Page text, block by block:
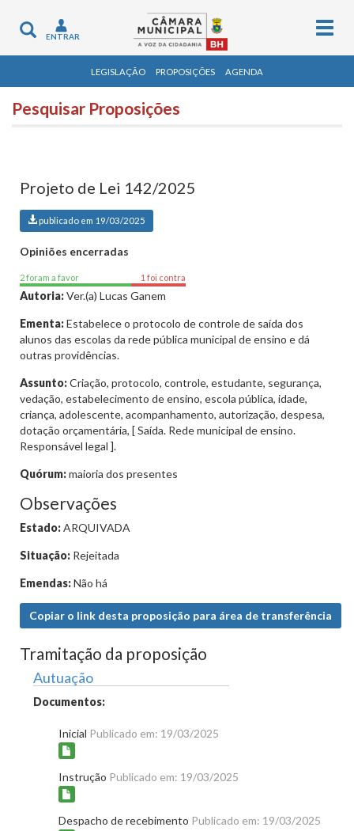
Toggle
navigation
ENTRAR
LEGISLAÇÃO PROPOSIÇÕES AGENDA
Pesquisar Proposições
Projeto de Lei 142/2025
publicado em 19/03/2025
Opiniões encerradas
2 foram a favor 1 foi contra
Autoria:Ver.(a) Lucas Ganem
Ementa:Estabelece o protocolo de controle de saída dos
alunos das escolas da rede pública municipal de ensino e dá
outras providências.
Assunto:Criação, protocolo, controle, estudante, segurança,
vedação, estabelecimento de ensino, escola pública, idade,
criança, adolescente, acompanhamento, autorização, despesa,
dotação orçamentária, [ Saída. Rede municipal de ensino.
Responsável legal ].
Quórum:maioria dos presentes
Observações
Estado:ARQUIVADA
Situação: Rejeitada
Emendas:Não há
Copiar o link desta proposição para área de transferência
Tramitação da proposição
Autuação
Documentos:
Inicial Publicado em: 19/03/2025
Instrução Publicado em: 19/03/2025
Despacho de recebimento Publicado em: 19/03/2025